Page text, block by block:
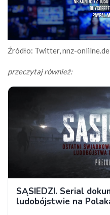
Źródło: Twitter, nnz-onlilne.de
przeczytaj również: